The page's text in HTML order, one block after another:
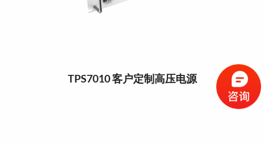
TPS7010 客户定制高压电源